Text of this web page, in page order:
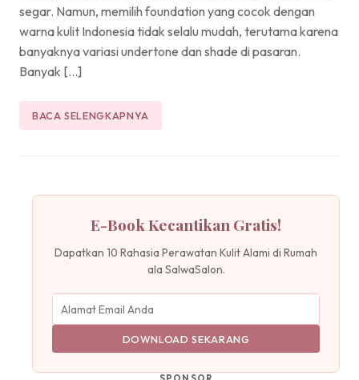
segar. Namun, memilih foundation yang cocok dengan
warna kulit Indonesia tidak selalu mudah, terutama karena
banyaknya variasi undertone dan shade di pasaran.
Banyak […]
BACA SELENGKAPNYA
E-Book Kecantikan Gratis!
Dapatkan 10 Rahasia Perawatan Kulit Alami di Rumah
ala SalwaSalon.
DOWNLOAD SEKARANG